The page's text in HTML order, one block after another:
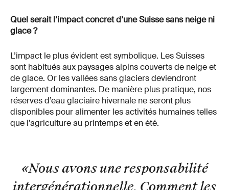
Quel serait l’impact concret d’une Suisse sans neige ni
glace ?
L’impact le plus évident est symbolique. Les Suisses
sont habitués aux paysages alpins couverts de neige et
de glace. Or les vallées sans glaciers deviendront
largement dominantes. De manière plus pratique, nos
réserves d’eau glaciaire hivernale ne seront plus
disponibles pour alimenter les activités humaines telles
que l’agriculture au printemps et en été.
«Nous avons une responsabilité